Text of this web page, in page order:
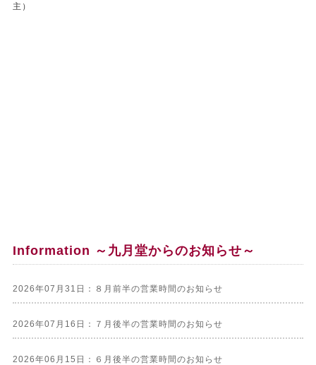
主）
Information ～九月堂からのお知らせ～
2026年07月31日：８月前半の営業時間のお知らせ
2026年07月16日：７月後半の営業時間のお知らせ
2026年06月15日：６月後半の営業時間のお知らせ